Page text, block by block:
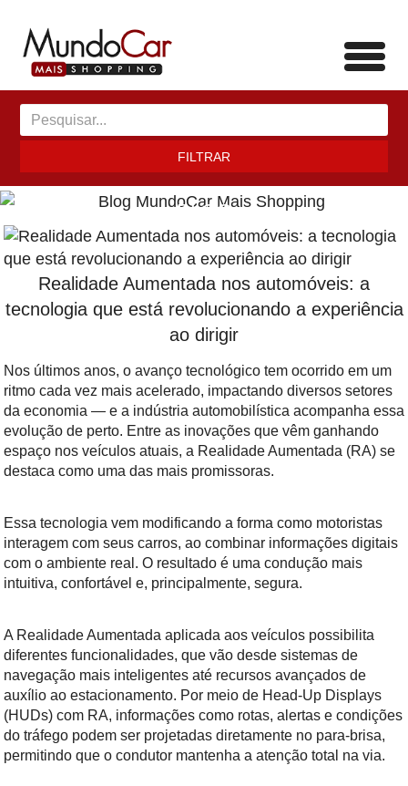
FILTRAR
BLOG
Realidade Aumentada nos automóveis: a
tecnologia que está revolucionando a experiência
ao dirigir
Nos últimos anos, o avanço tecnológico tem ocorrido em um
ritmo cada vez mais acelerado, impactando diversos setores
da economia — e a indústria automobilística acompanha essa
evolução de perto. Entre as inovações que vêm ganhando
espaço nos veículos atuais, a Realidade Aumentada (RA) se
destaca como uma das mais promissoras.
Essa tecnologia vem modificando a forma como motoristas
interagem com seus carros, ao combinar informações digitais
com o ambiente real. O resultado é uma condução mais
intuitiva, confortável e, principalmente, segura.
A Realidade Aumentada aplicada aos veículos possibilita
diferentes funcionalidades, que vão desde sistemas de
navegação mais inteligentes até recursos avançados de
auxílio ao estacionamento. Por meio de Head-Up Displays
(HUDs) com RA, informações como rotas, alertas e condições
do tráfego podem ser projetadas diretamente no para-brisa,
permitindo que o condutor mantenha a atenção total na via.